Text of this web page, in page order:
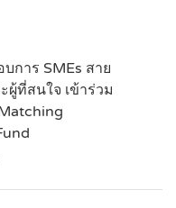
การ SMEs สาย
ผู้ที่สนใจ เข้าร่วม